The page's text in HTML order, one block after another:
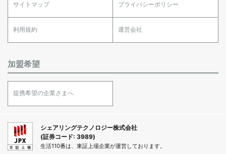
サイトマップ プライバシーポリシー
利用規約 運営会社
加盟希望
提携希望の企業さまへ
シェアリングテクノロジー株式会社
(証券コード: 3989)
生活110番は、東証上場企業が運営しております。